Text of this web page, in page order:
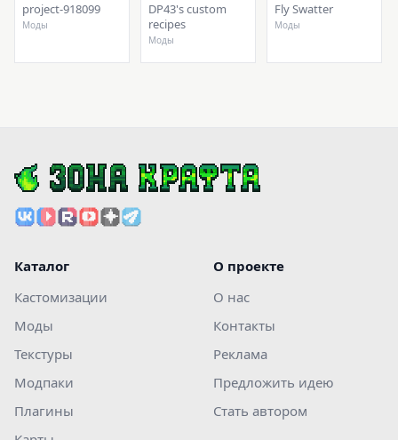
project-918099
Моды
DP43's custom
recipes
Моды
Fly Swatter
Моды
Каталог
Кастомизации
Моды
Текстуры
Модпаки
Плагины
О проекте
О нас
Контакты
Реклама
Предложить идею
Стать автором